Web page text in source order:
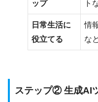
ップ
ト
日常生活に
役立てる
情
な
ステップ② 生成AI